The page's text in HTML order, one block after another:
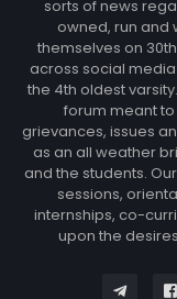
sorts of news
owned, run and
themselves on
across social
the 4th oldest
forum meant
grievances, issues
as an all weather
and the students.
sessions,
internships, co-
upon the